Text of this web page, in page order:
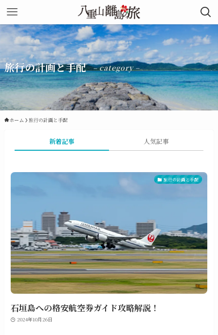
旅行の計画と手配 – category –
ホーム 旅行の計画と手配
新着記事 人気記事
旅行の計画と手配
石垣島への格安航空券ガイド攻略解説！
2024年10月26日